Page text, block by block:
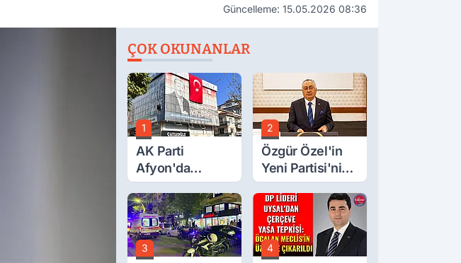
Güncelleme: 15.05.2026 08:36
ÇOK OKUNANLAR
1
AK Parti
Afyon'da
Turgay Şahin'in
Ardından Bir
Şok Daha!
2
Özgür Özel'in
Yeni Partisi'nin
Afyon Başkanı
Belli Oldu
3 4